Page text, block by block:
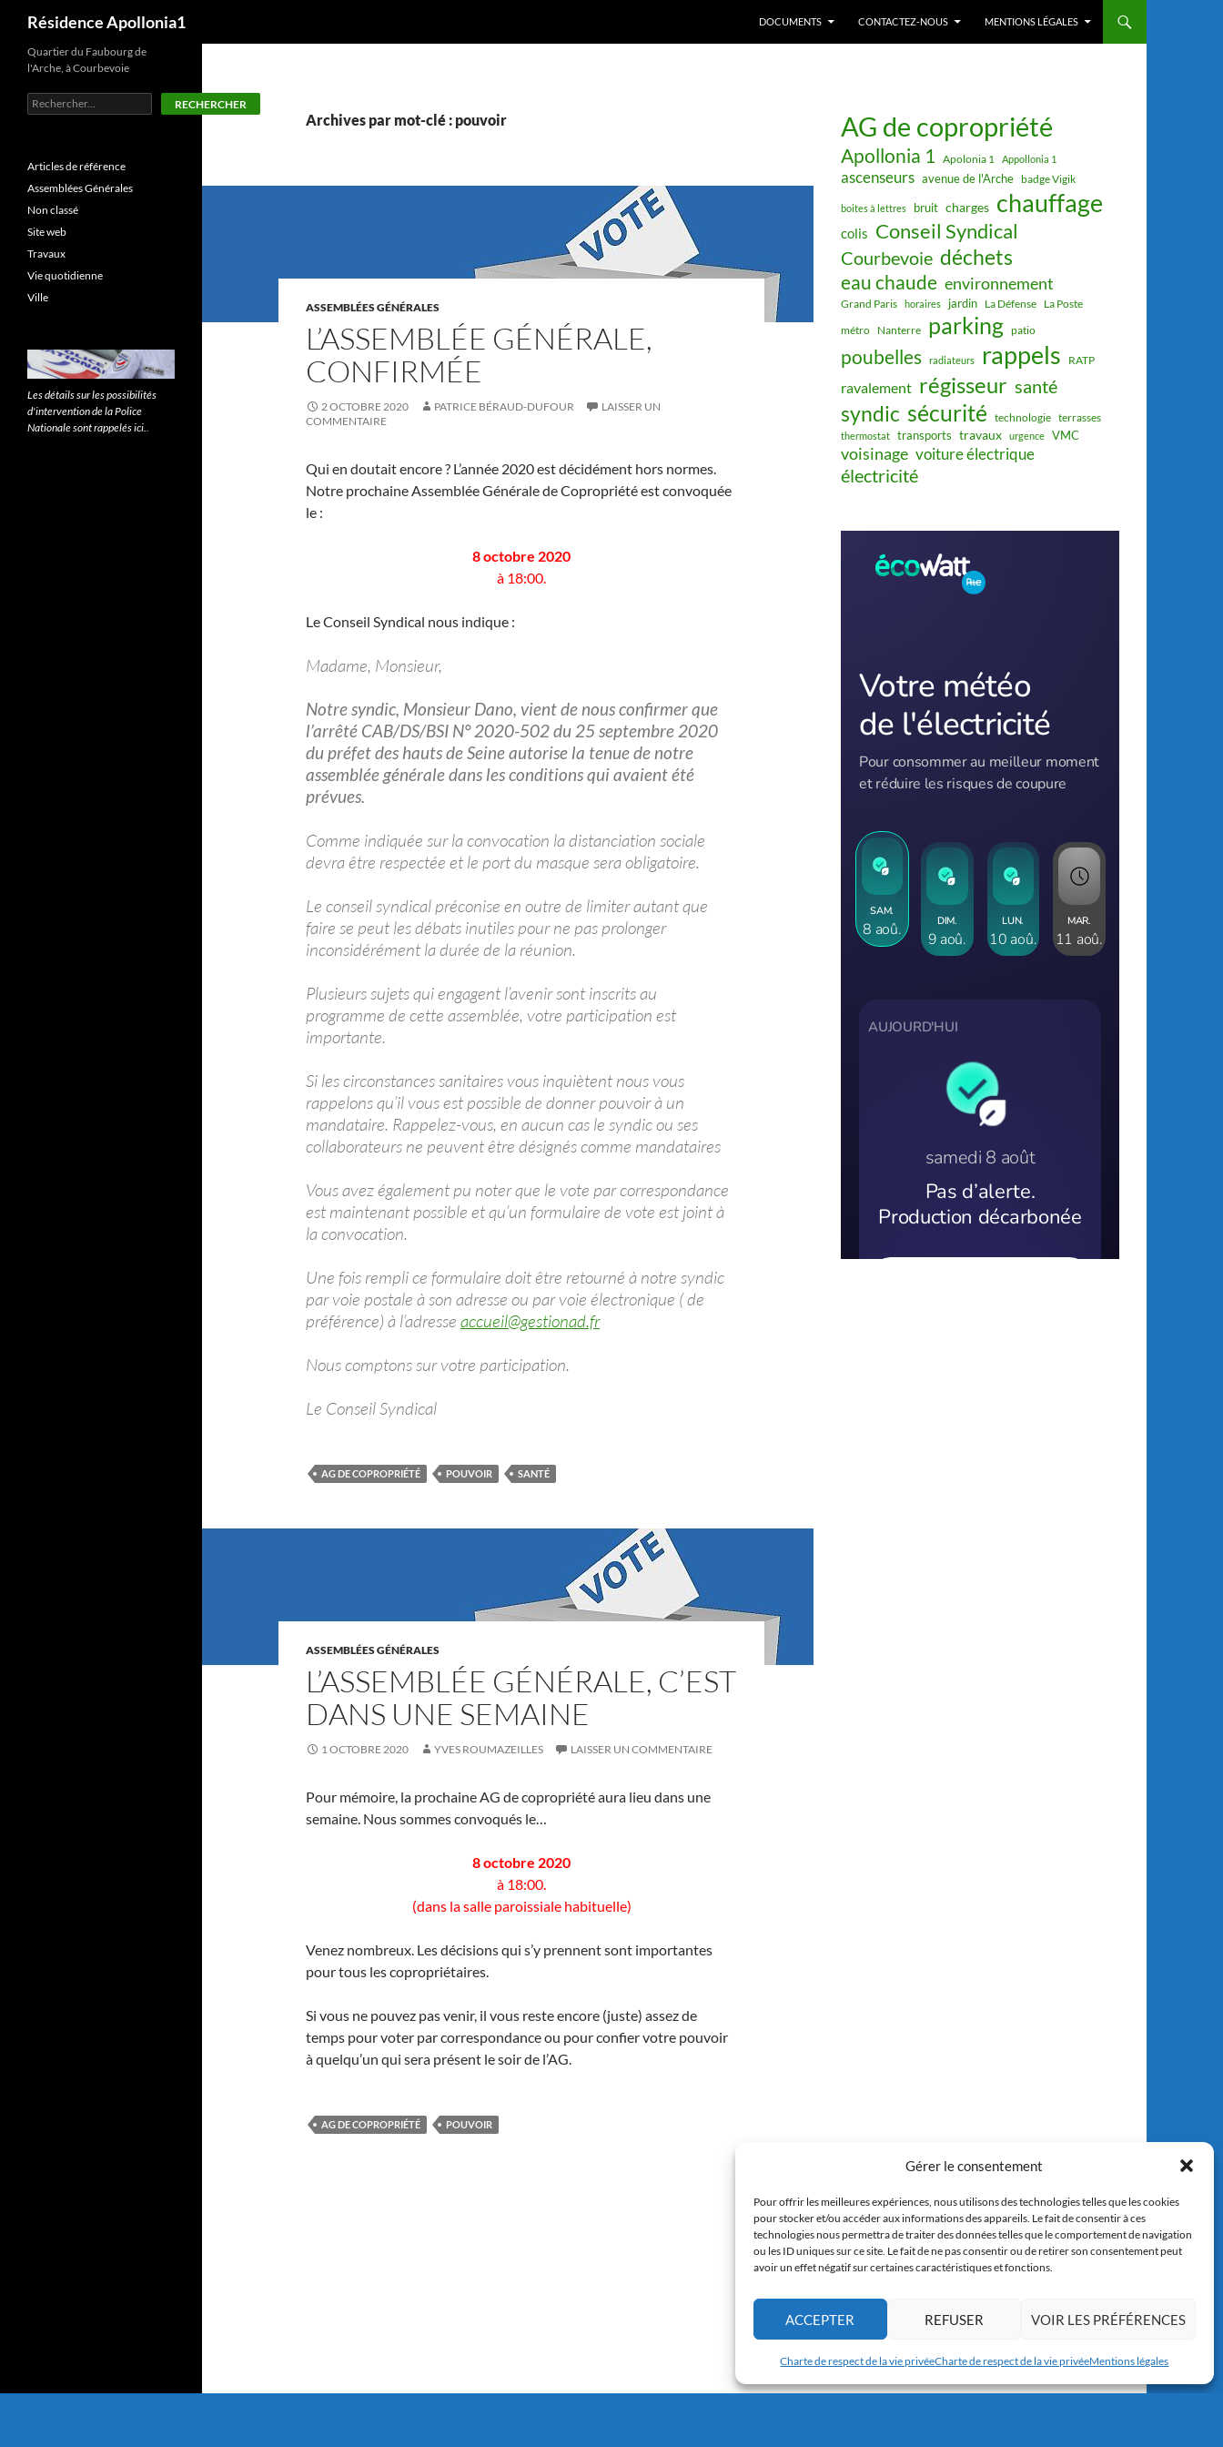
Gérer le consentement
Pour offrir les meilleures expériences, nous utilisons des technologies telles que les cookies
pour stocker et/ou accéder aux informations des appareils. Le fait de consentir à ces
technologies nous permettra de traiter des données telles que le comportement de navigation
ou les ID uniques sur ce site. Le fait de ne pas consentir ou de retirer son consentement peut
avoir un effet négatif sur certaines caractéristiques et fonctions.
ACCEPTER REFUSER VOIR LES PRÉFÉRENCES
Charte de respect de la vie privéeCharte de respect de la vie privéeMentions légales
Aller
contenu
Résidence Apollonia1 DOCUMENTS CONTACTEZ-NOUS MENTIONS LÉGALES
Archives par mot-clé : pouvoir
ASSEMBLÉES GÉNÉRALES
L’ASSEMBLÉE GÉNÉRALE,
CONFIRMÉE
2 OCTOBRE 2020 PATRICE BÉRAUD-DUFOUR
LAISSER UN
COMMENTAIRE
Qui en doutait encore ? L’année 2020 est décidément hors normes.
Notre prochaine Assemblée Générale de Copropriété est convoquée
le :
8 octobre 2020
à 18:00.
Le Conseil Syndical nous indique :
Madame, Monsieur,
Notre syndic, Monsieur Dano, vient de nous confirmer que
l’arrêté CAB/DS/BSI N° 2020-502 du 25 septembre 2020
du préfet des hauts de Seine autorise la tenue de notre
assemblée générale dans les conditions qui avaient été
prévues.
Comme indiquée sur la convocation la distanciation sociale
devra être respectée et le port du masque sera obligatoire.
Le conseil syndical préconise en outre de limiter autant que
faire se peut les débats inutiles pour ne pas prolonger
inconsidérément la durée de la réunion.
Plusieurs sujets qui engagent l’avenir sont inscrits au
programme de cette assemblée, votre participation est
importante.
Si les circonstances sanitaires vous inquiètent nous vous
rappelons qu’il vous est possible de donner pouvoir à un
mandataire. Rappelez-vous, en aucun cas le syndic ou ses
collaborateurs ne peuvent être désignés comme mandataires
Vous avez également pu noter que le vote par correspondance
est maintenant possible et qu’un formulaire de vote est joint à
la convocation.
Une fois rempli ce formulaire doit être retourné à notre syndic
par voie postale à son adresse ou par voie électronique ( de
préférence) à l’adresse accueil@gestionad.fr
Nous comptons sur votre participation.
Le Conseil Syndical
AG DE COPROPRIÉTÉ POUVOIR SANTÉ
ASSEMBLÉES GÉNÉRALES
L’ASSEMBLÉE GÉNÉRALE, C’EST
DANS UNE SEMAINE
1 OCTOBRE 2020 YVES ROUMAZEILLES LAISSER UN COMMENTAIRE
Pour mémoire, la prochaine AG de copropriété aura lieu dans une
semaine. Nous sommes convoqués le…
8 octobre 2020
à 18:00.
(dans la salle paroissiale habituelle)
Venez nombreux. Les décisions qui s’y prennent sont importantes
pour tous les copropriétaires.
Si vous ne pouvez pas venir, il vous reste encore (juste) assez de
temps pour voter par correspondance ou pour confier votre pouvoir
à quelqu’un qui sera présent le soir de l’AG.
AG DE COPROPRIÉTÉ POUVOIR
AG de copropriété
Apollonia 1 Apolonia 1 Appollonia 1
ascenseurs avenue de l'Arche badge Vigik
boites à lettres bruit charges chauffage
colis Conseil Syndical
Courbevoie déchets
eau chaude environnement
Grand Paris horaires jardin La Défense La Poste
métro Nanterre parking patio
poubelles radiateurs rappels RATP
ravalement régisseur santé
syndic sécurité technologie terrasses
thermostat transports travaux urgence VMC
voisinage voiture électrique
électricité
Quartier du Faubourg de
l'Arche, à Courbevoie
Rechercher RECHERCHER
Articles de référence
Assemblées Générales
Non classé
Site web
Travaux
Vie quotidienne
Ville
Les détails sur les possibilités
d'intervention de la Police
Nationale sont rappelés ici..